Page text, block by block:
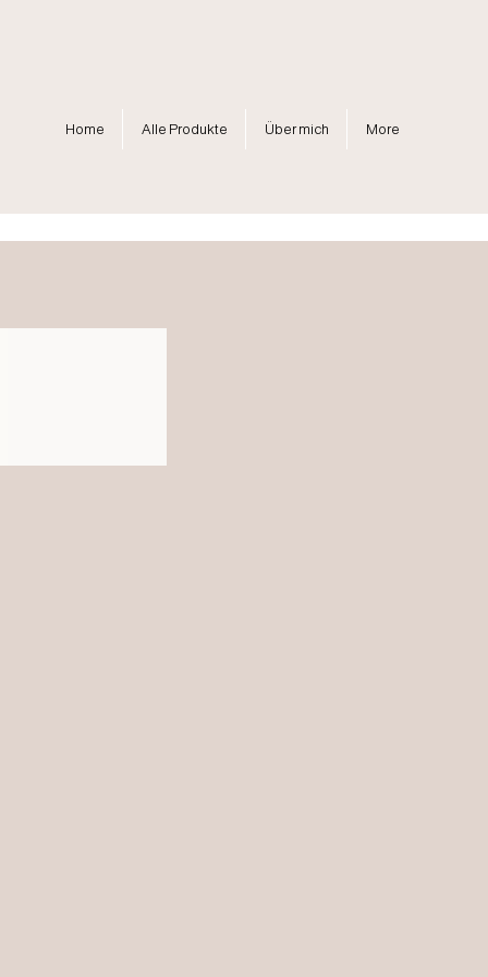
Home Alle Produkte Über mich More